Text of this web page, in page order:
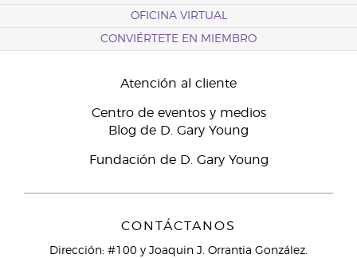
OFICINA VIRTUAL
CONVIÉRTETE EN MIEMBRO
Atención al cliente
Centro de eventos y medios
Blog de D. Gary Young
Fundación de D. Gary Young
CONTÁCTANOS
Dirección: #100 y Joaquin J. Orrantia González.